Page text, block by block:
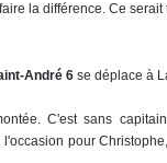
la différence. Ce
André 6 se déplace à
C'est sans
pour